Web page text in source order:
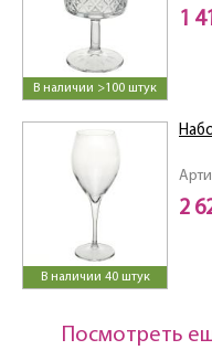
В наличии >100 штук
1
В наличии 40 штук
2
Посмотреть